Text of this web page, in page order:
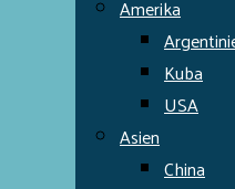
Amerika
Kuba
USA
Asien
China